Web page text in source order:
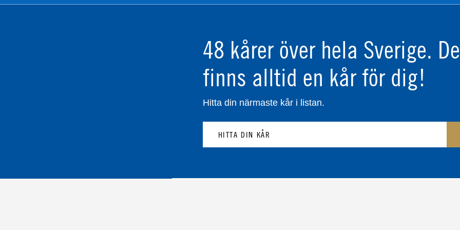
48 kårer över hela Sverige.
finns alltid en kår för dig!
Hitta din närmaste kår i listan.